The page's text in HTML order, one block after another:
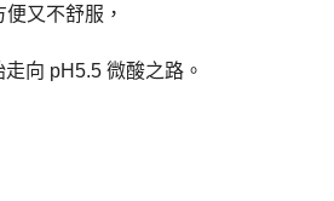
又不舒服，
向 pH5.5 微酸之路。